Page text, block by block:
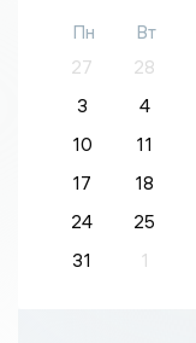
Пн Вт
27
28
3
4
10
11
17
18
24
25
31
1